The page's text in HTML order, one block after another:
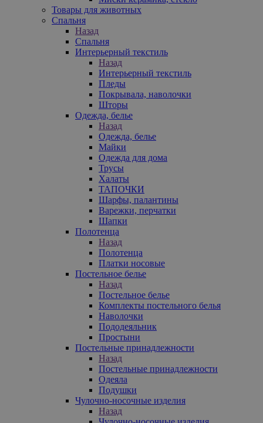
Товары для животных
Спальня
Назад
Спальня
Интерьерный текстиль
Назад
Интерьерный текстиль
Пледы
Покрывала, наволочки
Шторы
Одежда, белье
Назад
Одежда, белье
Майки
Одежда для дома
Трусы
Халаты
ТАПОЧКИ
Шарфы, палантины
Варежки, перчатки
Шапки
Полотенца
Назад
Полотенца
Платки носовые
Постельное белье
Назад
Постельное белье
Комплекты постельного белья
Наволочки
Пододеяльник
Простыни
Постельные принадлежности
Назад
Постельные принадлежности
Одеяла
Подушки
Чулочно-носочные изделия
Назад